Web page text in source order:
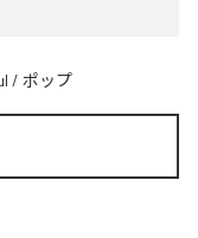
/ ポップ